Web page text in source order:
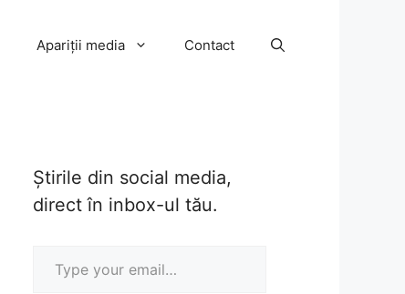
Apariții media Contact
Știrile din social media,
direct în inbox-ul tău.